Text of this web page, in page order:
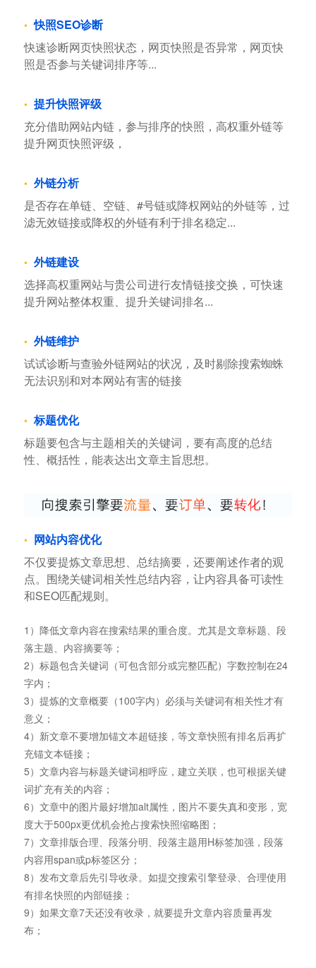
快照SEO诊断
快速诊断网页快照状态，网页快照是否异常，网页快
照是否参与关键词排序等...
提升快照评级
充分借助网站内链，参与排序的快照，高权重外链等
提升网页快照评级，
外链分析
是否存在单链、空链、#号链或降权网站的外链等，过
滤无效链接或降权的外链有利于排名稳定...
外链建设
选择高权重网站与贵公司进行友情链接交换，可快速
提升网站整体权重、提升关键词排名...
外链维护
试试诊断与查验外链网站的状况，及时剔除搜索蜘蛛
无法识别和对本网站有害的链接
标题优化
标题要包含与主题相关的关键词，要有高度的总结
性、概括性，能表达出文章主旨思想。
网站内容优化
不仅要提炼文章思想、总结摘要，还要阐述作者的观
点。围绕关键词相关性总结内容，让内容具备可读性
和SEO匹配规则。
1）降低文章内容在搜索结果的重合度。尤其是文章标题、段
落主题、内容摘要等；
2）标题包含关键词（可包含部分或完整匹配）字数控制在24
字内；
3）提炼的文章概要（100字内）必须与关键词有相关性才有
意义；
4）新文章不要增加锚文本超链接，等文章快照有排名后再扩
充锚文本链接；
5）文章内容与标题关键词相呼应，建立关联，也可根据关键
词扩充有关的内容；
6）文章中的图片最好增加alt属性，图片不要失真和变形，宽
度大于500px更优机会抢占搜索快照缩略图；
7）文章排版合理、段落分明、段落主题用H标签加强，段落
内容用span或p标签区分；
8）发布文章后先引导收录。如提交搜索引擎登录、合理使用
有排名快照的内部链接；
9）如果文章7天还没有收录，就要提升文章内容质量再发
布；